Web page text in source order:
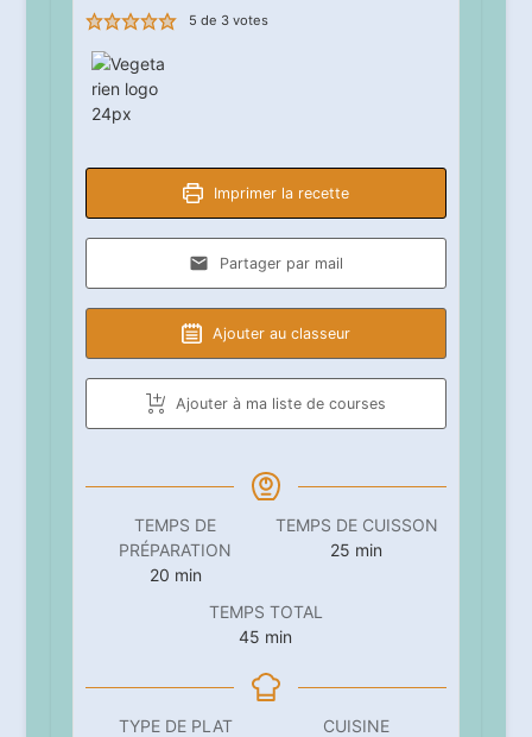
5 de 3votes
Imprimer la recette
Partager par mail
Ajouter au classeur
Ajouter à ma liste de courses
TEMPS DE
PRÉPARATION
20minutes
min
TEMPS DE CUISSON
25 minutes
min
TEMPS TOTAL
45 minutes
min
TYPE DE PLAT
CUISINE